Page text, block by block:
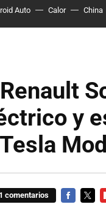
Auto Calor China
y
comentarios